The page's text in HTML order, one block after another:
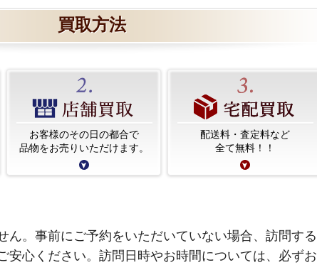
買取方法
お客様のその日の都合で
品物をお売りいただけます。
配送料・査定料など
全て無料！！
ん。事前にご予約をいただいていない場合、訪問する
安心ください。訪問日時やお時間については、必ずお